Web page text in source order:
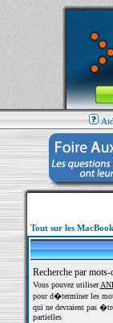
MacBook-fr.com
Aller au
Tout sur les
Recherche par
Vous pouvez utiliser
pour d�terminer les
qui ne devraient pas
partielles